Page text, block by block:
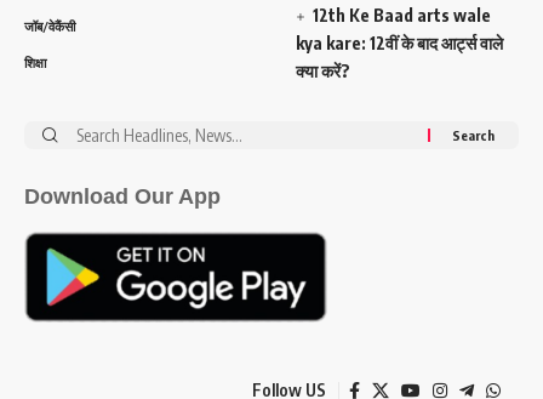
जॉब/वेकैंसी
शिक्षा
12th Ke Baad arts wale
kya kare: 12वीं के बाद आर्ट्स वाले
क्या करें?
Search
Download Our App
Follow US